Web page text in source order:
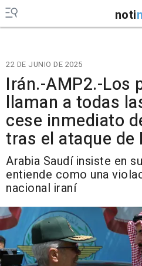
noti
22 DE JUNIO DE 2025
Irán.-AMP2.-Los
llaman a todas
cese inmediato
tras el ataque de
Arabia Saudí insiste en
entiende como una
nacional iraní